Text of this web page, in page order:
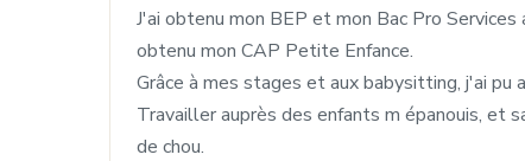
J'ai obtenu mon BEP et mon Bac Pro
obtenu mon CAP Petite Enfance.
Grâce à mes stages et aux babysitting, j'ai
Travailler auprès des enfants m épanouis, et
de chou.